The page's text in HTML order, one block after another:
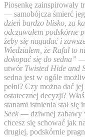
Piosenkę zainspirowały
— samobójcza śmierć
dzień bardzo blisko, za
odczuwałem podskórne
żeby się nagadać i
Wiedziałem, że Rafał to
dokopać się do sedna” —
utwór Twisted Hide and
sedna jest w ogóle
pełni? Czy można dać
ostatecznej decyzji?
stanami istnienia stał się
Seek — dziwnej zabawy
chcesz się schować jak
drugiej, podskórnie